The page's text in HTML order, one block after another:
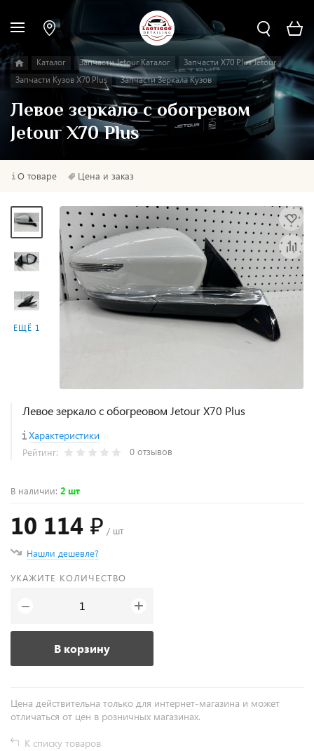
Каталог Запчасти Jetour Каталог
Запчасти X70 Plus Jetour
Запчасти Кузов X70 Plus
Запчасти Зеркала Кузов
Левое зеркало с обогревом
Jetour X70 Plus
О товаре Цена и заказ
ЕЩЁ 1
Левое зеркало с обогреовом Jetour X70 Plus
Характеристики
Рейтинг: 0 отзывов
В наличии: 2 шт
10 114 ₽ / шт
Нашли дешевле?
УКАЖИТЕ КОЛИЧЕСТВО
− +
В корзину
Цена действительна только для интернет-магазина и может
отличаться от цен в розничных магазинах.
К списку товаров